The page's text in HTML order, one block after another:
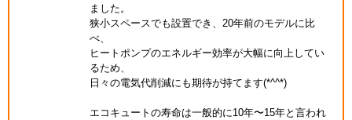
ました。
狭小スペースでも設置でき、20年前のモデルに比
べ、
ヒートポンプのエネルギー効率が大幅に向上してい
るため、
日々の電気代削減にも期待が持てます(*^^*)
エコキュートの寿命は一般的に10年〜15年と言われ